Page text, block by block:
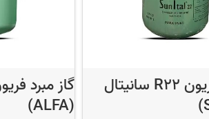
گاز مبرد فریون R22 سانیتال
(ALFA)